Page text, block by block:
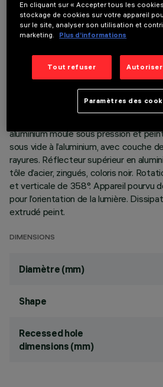
DONNÉES
aluminium moulé sous pression et
sous vide à l’aluminium, avec couche
rayures. Réflecteur supérieur en
tôle d’acier, zingués, coloris noir.
et verticale de 358°. Appareil pourvu
pour l’orientation de la lumière.
extrudé peint.
DIMENSIONS
Diamètre (mm)
Shape
Recessed hole
dimensions (mm)
En cliquant sur « Accepter tous les
stockage de cookies sur votre appareil
sur le site, analyser son utilisation et
marketing.
Plus d’informations
Tout refuser
Paramètres des